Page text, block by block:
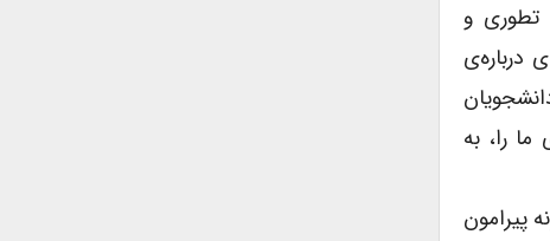
تطوری و
درباره‌ی
را، به
پیرامون